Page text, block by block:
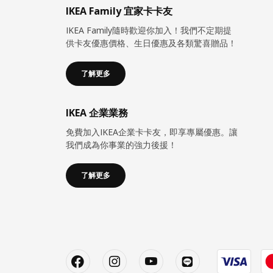
IKEA Family 宜家卡卡友
IKEA Family隨時歡迎你加入！我們不定期提
供卡友優惠價格、生日優惠及各類驚喜贈品！
了解更多
IKEA 企業業務
免費加入IKEA企業卡卡友，即享專屬優惠。讓
我們成為你事業的強力後援！
了解更多